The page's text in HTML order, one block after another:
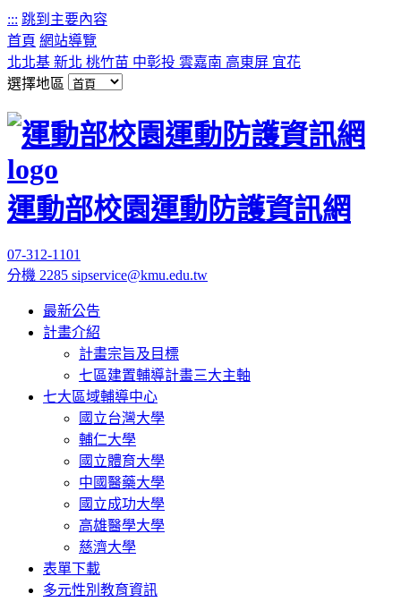
::: 跳到主要內容
首頁 網站導覽
北北基 新北 桃竹苗 中彰投 雲嘉南 高東屏 宜花
選擇地區
運動部校園運動防護資訊網
07-312-1101
分機 2285 sipservice@kmu.edu.tw
最新公告
計畫介紹
計畫宗旨及目標
七區建置輔導計畫三大主軸
七大區域輔導中心
國立台灣大學
輔仁大學
國立體育大學
中國醫藥大學
國立成功大學
高雄醫學大學
慈濟大學
表單下載
多元性別教育資訊